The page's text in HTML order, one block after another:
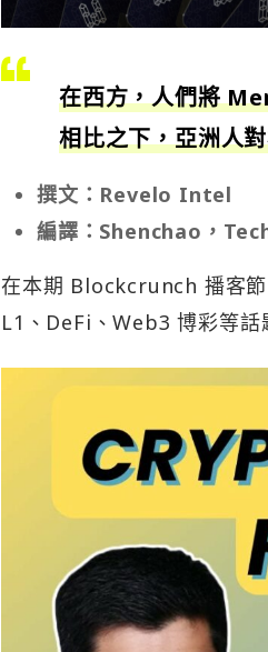
在西方，人們將
相比之下，亞洲人
撰文：Revelo Intel
編譯：Shenchao，
在本期 Blockcrunch 播客
L1、DeFi、Web3 博彩等話